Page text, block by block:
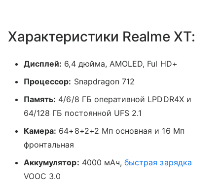
Характеристики Realme XT:
Дисплей: 6,4 дюйма, AMOLED, Ful HD+
Процессор: Snapdragon 712
Память: 4/6/8 ГБ оперативной LPDDR4X и
64/128 ГБ постоянной UFS 2.1
Камера: 64+8+2+2 Мп основная и 16 Мп
фронтальная
Аккумулятор: 4000 мАч,быстрая зарядка
VOOC 3.0